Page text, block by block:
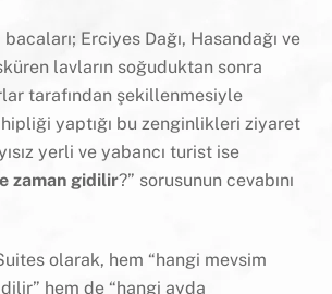
Erciyes Dağı, Hasandağı ve
lavların soğuduktan sonra
tarafından şekillenmesiyle
yaptığı bu zenginlikleri ziyaret
yerli ve yabancı turist ise
zaman gidilir?” sorusunun cevabını
olarak, hem “hangi mevsim
hem de “hangi ayda